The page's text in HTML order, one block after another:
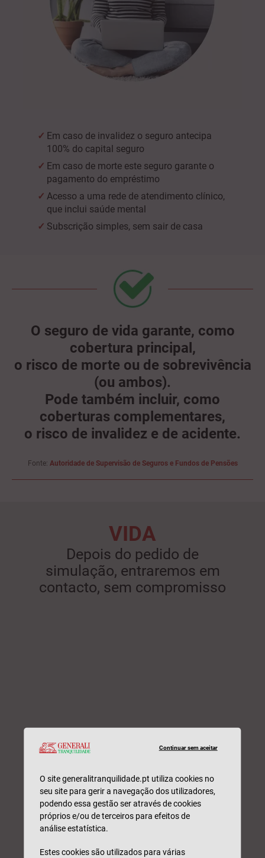
Em caso de invalidez o seguro antecipa
100% do capital seguro
Em caso de morte este seguro garante o
pagamento do empréstimo
Acesso a uma rede de atendimento clínico,
que inclui saúde mental
Subscrição simples, sem sair de casa
O seguro de vida garante, como
cobertura principal,
o risco de morte ou de sobrevivência
(ou ambos).
Pode também incluir, como
coberturas complementares,
o risco de invalidez e de acidente.
Fonte: Autoridade de Supervisão de Seguros e Fundos de Pensões
VIDA
Depois do pedido de
simulação, entraremos em
contacto, sem compromisso
Nome*
Email*
Continuar sem aceitar
O site generalitranquilidade.pt utiliza cookies no
seu site para gerir a navegação dos utilizadores,
podendo essa gestão ser através de cookies
próprios e/ou de terceiros para efeitos de
análise estatística.
Estes cookies são utilizados para várias